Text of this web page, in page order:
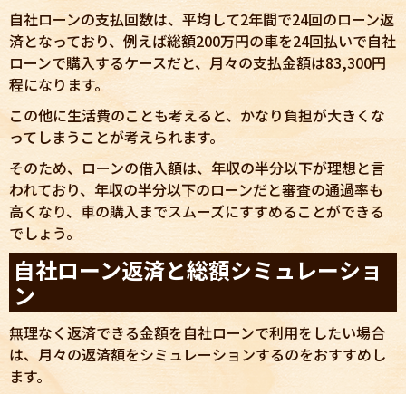
自社ローンの支払回数は、平均して2年間で24回のローン返
済となっており、例えば総額200万円の車を24回払いで自社
ローンで購入するケースだと、月々の支払金額は83,300円
程になります。
この他に生活費のことも考えると、かなり負担が大きくな
ってしまうことが考えられます。
そのため、ローンの借入額は、年収の半分以下が理想と言
われており、年収の半分以下のローンだと審査の通過率も
高くなり、車の購入までスムーズにすすめることができる
でしょう。
自社ローン返済と総額シミュレーショ
ン
無理なく返済できる金額を自社ローンで利用をしたい場合
は、月々の返済額をシミュレーションするのをおすすめし
ます。